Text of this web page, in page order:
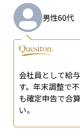
男性60代
会社員として給
す。年末調整で
も確定申告で合
い。